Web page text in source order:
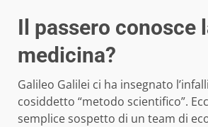
Il passero conosce
medicina?
Galileo Galilei ci ha insegnato
cosiddetto “metodo scientifico”.
semplice sospetto di un team di